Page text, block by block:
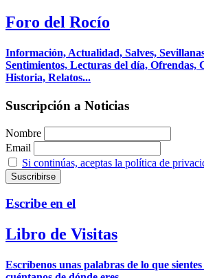
Foro del Rocío
Información, Actualidad, Salves,
Sentimientos, Lecturas del día, Ofrendas,
Historia, Relatos...
Suscripción a Noticias
Nombre
Email
Si continúas, aceptas la política de
Escribe en el
Libro de Visitas
Escríbenos unas palabras de lo que